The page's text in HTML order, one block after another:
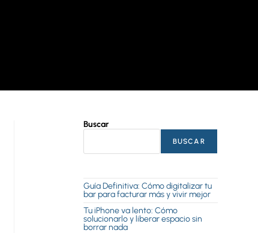
Buscar
BUSCAR
Guía Definitiva: Cómo digitalizar tu
bar para facturar más y vivir mejor
Tu iPhone va lento: Cómo
solucionarlo y liberar espacio sin
borrar nada